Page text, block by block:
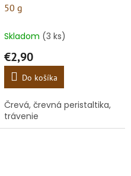
50 g
Skladom (3 ks)
€2,90
Do košíka
Črevá, črevná peristaltika,
trávenie